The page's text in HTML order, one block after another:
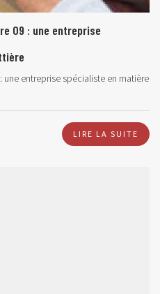
09 : une entreprise
entreprise spécialiste en matière
LIRE LA SUITE